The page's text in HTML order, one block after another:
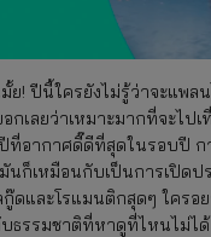
ย! ปีนี้ใครยังไม่รู้ว่าจะแพล
เลยว่าเหมาะมากที่จะไปเ
ที่อากาศดี๊ดีที่สุดในรอบปี ก
นก็เหมือนกับเป็นการเปิด
ดและโรแมนติกสุดๆ ใครอ
ธรรมชาติที่หาดูที่ไหนไม่ไ